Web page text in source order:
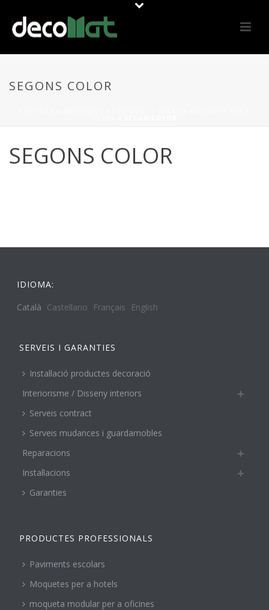
SEGONS COLOR
SEGONS COLOR
IDIOMA:
Català Castellano Français English
SERVEIS I GARANTIES
Instal·lació productes decoració
Interiorisme / Disseny interiors
Serveis contract
Serveis mudances i guardamobles
Reparacions
Instal·lacions
Garanties
PRODUCTES PROFESSIONALS
Paviments escolars
Moquetes per a hotels
moqueta modular per a oficines